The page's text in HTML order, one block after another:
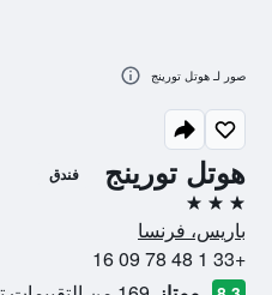
هوتل تورينج فندق
3 نجوم
باريس، فرنسا
+33 1 48 78 09 16
صور لـ هوتل تورينج